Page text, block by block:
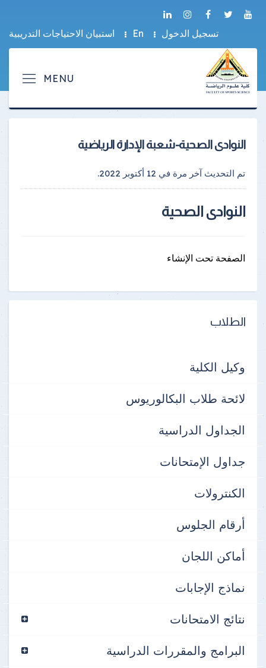
تسجيل الدخول En استبيان الاحتياجات التدريبية
النوادى الصحية-شعبة الإدارة الرياضية
تم التحديث آخر مرة في 12 أكتوبر 2022 .
النوادى الصحية
الصفحة تحت الإنشاء
الطلاب
وكيل الكلية
لائحة طلاب البكالوريوس
الجداول الدراسية
جداول الإمتحانات
الكنترولات
أرقام الجلوس
أماكن اللجان
نماذج الإجابات
نتائج الامتحانات
البرامج والمقررات الدراسية